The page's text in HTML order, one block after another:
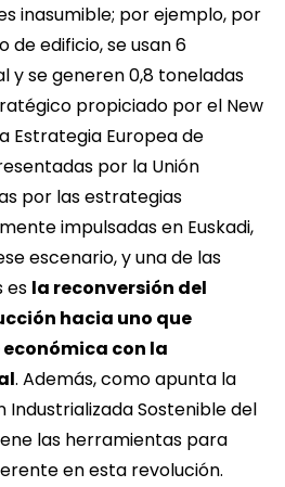
inasumible; por ejemplo, por
edificio, se usan 6
y se generen 0,8 toneladas
propiciado por el New
Estrategia Europea de
por la Unión
por las estrategias
impulsadas en Euskadi,
escenario, y una de las
es la reconversión del
hacia uno que
con la
. Además, como apunta la
Industrializada Sostenible del
las herramientas para
en esta revolución.